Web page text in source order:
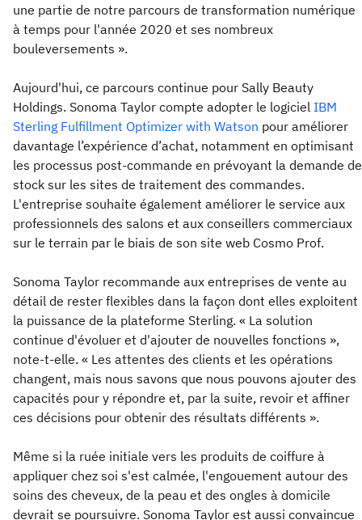
une partie de notre parcours de transformation numérique
à temps pour l'année 2020 et ses nombreux
bouleversements ».
Aujourd'hui, ce parcours continue pour Sally Beauty
Holdings. Sonoma Taylor compte adopter le logiciel IBM
Sterling Fulfillment Optimizer with Watson pour améliorer
davantage l’expérience d’achat, notamment en optimisant
les processus post-commande en prévoyant la demande de
stock sur les sites de traitement des commandes.
L'entreprise souhaite également améliorer le service aux
professionnels des salons et aux conseillers commerciaux
sur le terrain par le biais de son site web Cosmo Prof.
Sonoma Taylor recommande aux entreprises de vente au
détail de rester flexibles dans la façon dont elles exploitent
la puissance de la plateforme Sterling. « La solution
continue d'évoluer et d'ajouter de nouvelles fonctions »,
note-t-elle. « Les attentes des clients et les opérations
changent, mais nous savons que nous pouvons ajouter des
capacités pour y répondre et, par la suite, revoir et affiner
ces décisions pour obtenir des résultats différents ».
Même si la ruée initiale vers les produits de coiffure à
appliquer chez soi s'est calmée, l'engouement autour des
soins des cheveux, de la peau et des ongles à domicile
devrait se poursuivre. Sonoma Taylor est aussi convaincue